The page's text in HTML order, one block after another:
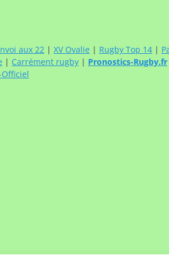
aux 22 | XV Ovalie | Rugby Top 14 |
| Carrément rugby | Pronostics-Rugby.fr